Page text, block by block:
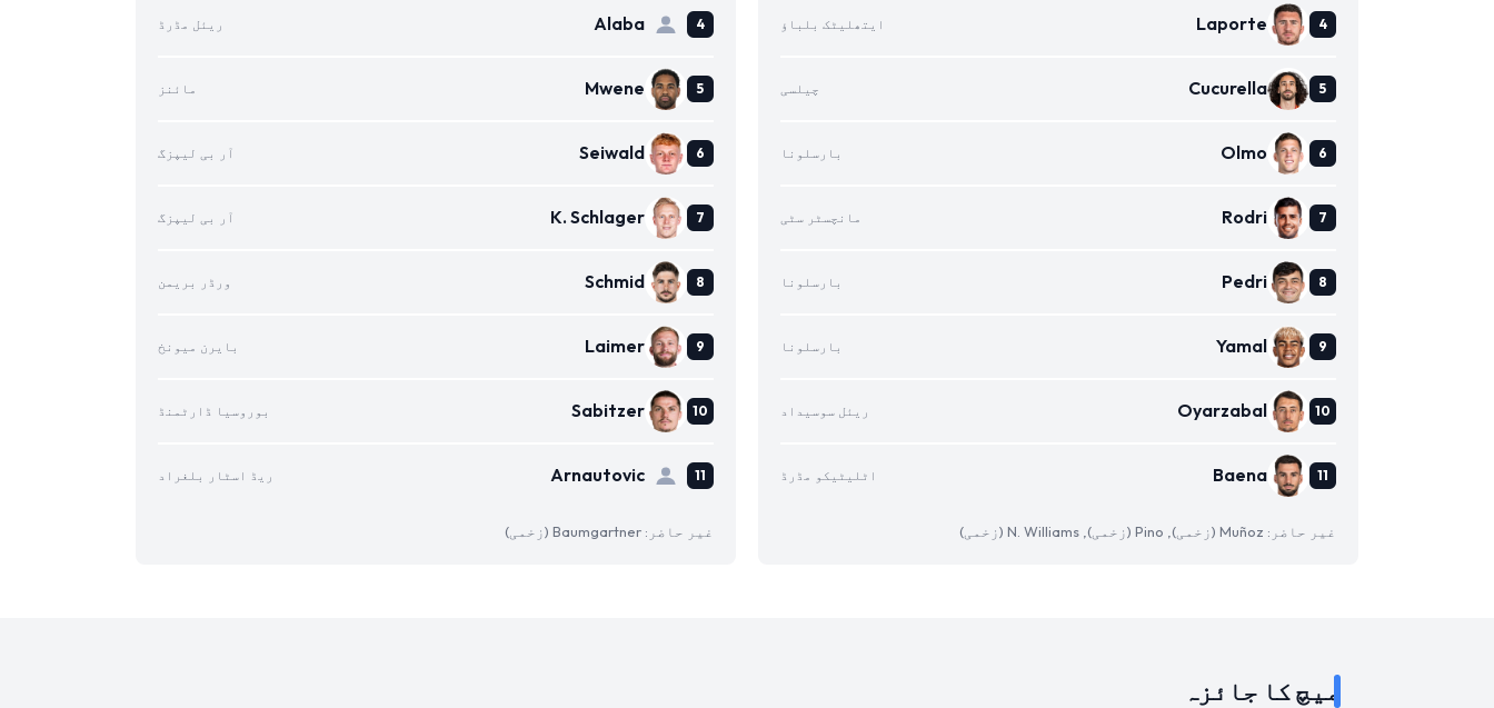
Laporte ایتھلیٹک بلباؤ
Cucurella چیلسی
Olmo بارسلونا
Rodri مانچسٹر سٹی
Pedri بارسلونا
Yamal بارسلونا
Oyarzabal ریئل سوسیداد
Baena اٹلیٹیکو مڈرڈ
غیر حاضر: Muñoz (زخمی), Pino (زخمی), N. Williams (زخمی)
Alaba ریئل مڈرڈ
Mwene مائنز
Seiwald آر بی لیپزگ
K. Schlager آر بی لیپزگ
Schmid ورڈر بریمن
Laimer بایرن میونخ
Sabitzer بوروسیا ڈارٹمنڈ
Arnautovic ریڈ اسٹار بلغراد
غیر حاضر: Baumgartner (زخمی)
میچ کا جائزہ